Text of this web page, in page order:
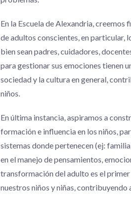
En la Escuela de Alexandria,
de adultos conscientes, en particular,
bien sean padres, cuidadores,
para gestionar sus emociones tienen
sociedad y la cultura en general,
niños.
En última instancia, aspiramos a
formación e influencia en los niños,
sistemas donde pertenecen (ej:
en el manejo de pensamientos,
transformación del adulto es el
nuestros niños y niñas, contribuyendo